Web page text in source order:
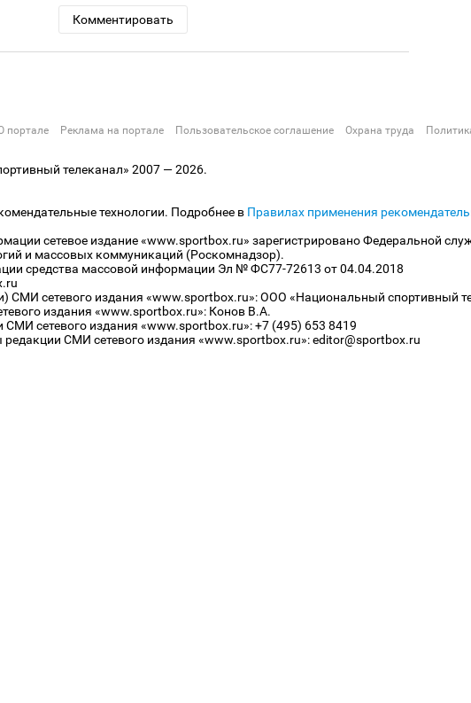
Комментировать
портале Реклама на портале Пользовательское соглашение Охрана труда
телеканал» 2007 — 2026.
технологии. Подробнее в Правилах применения
сетевое издание «www.sportbox.ru» зарегистрировано Федеральной
и массовых коммуникаций (Роскомнадзор).
средства массовой информации Эл № ФС77-72613 от 04.04.2018
СМИ сетевого издания «www.sportbox.ru»: ООО «Национальный спортивный
издания «www.sportbox.ru»: Конов В.А.
СМИ сетевого издания «www.sportbox.ru»: +7 (495) 653 8419
СМИ сетевого издания «www.sportbox.ru»: editor@sportbox.ru